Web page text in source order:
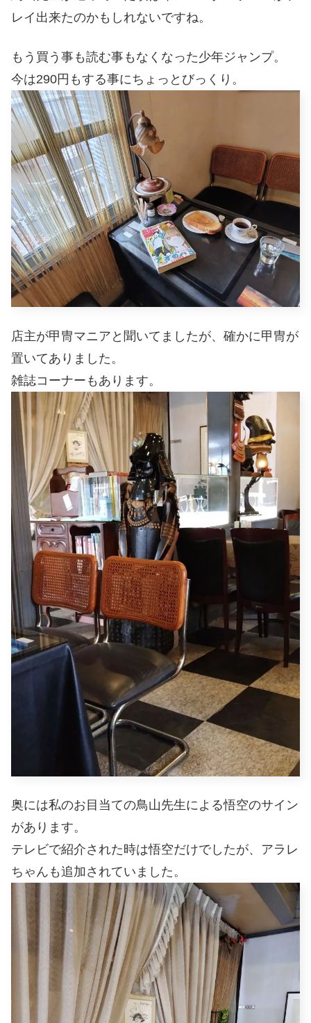
レイ出来たのかもしれないですね。
もう買う事も読む事もなくなった少年ジャンプ。
今は290円もする事にちょっとびっくり。
店主が甲冑マニアと聞いてましたが、確かに甲冑が
置いてありました。
雑誌コーナーもあります。
奥には私のお目当ての鳥山先生による悟空のサイン
があります。
テレビで紹介された時は悟空だけでしたが、アラレ
ちゃんも追加されていました。